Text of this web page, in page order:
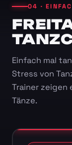
04 ·
Einfach mal
Stress von
Trainer zeigen
Tänze.